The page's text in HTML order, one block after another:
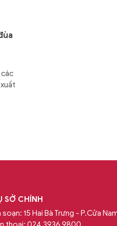
SỞ CHÍNH
soạn: 15 Hai Bà Trưng - P.Cửa